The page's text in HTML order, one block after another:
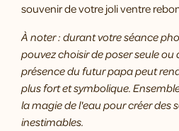
souvenir de votre joli ventre
À noter : durant votre séance
pouvez choisir de poser seule
présence du futur papa peut
plus fort et symbolique.
la magie de l'eau pour créer des
inestimables.